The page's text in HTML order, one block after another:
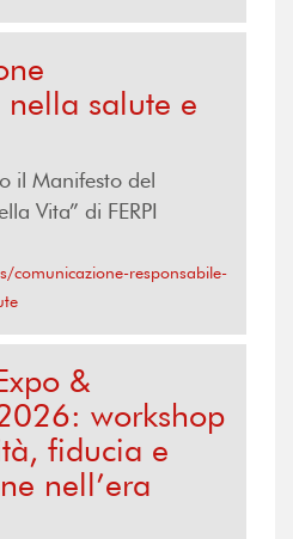
nella salute e
il Manifesto del
Vita” di FERPI
comunicazione-responsabile-
&
workshop
fiducia e
nell’era